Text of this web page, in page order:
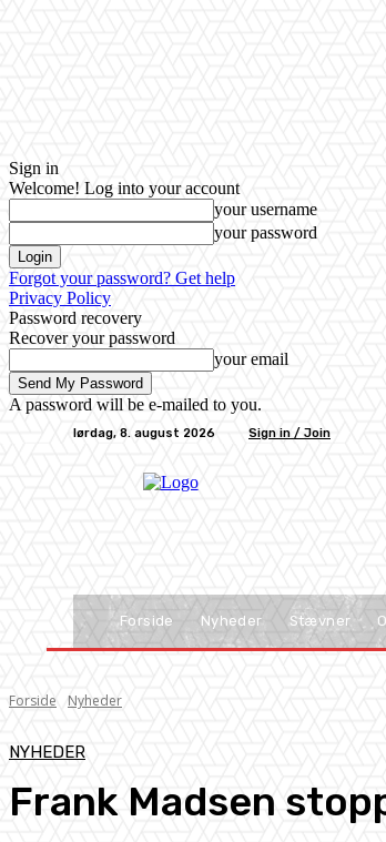
Sign in
Welcome! Log into your account
your username
your password
Forgot your password? Get help
Privacy Policy
Password recovery
Recover your password
your email
A password will be e-mailed to you.
lørdag, 8. august 2026 Sign in / Join
Forside Nyheder Stævner
Forside Nyheder
NYHEDER
Frank Madsen